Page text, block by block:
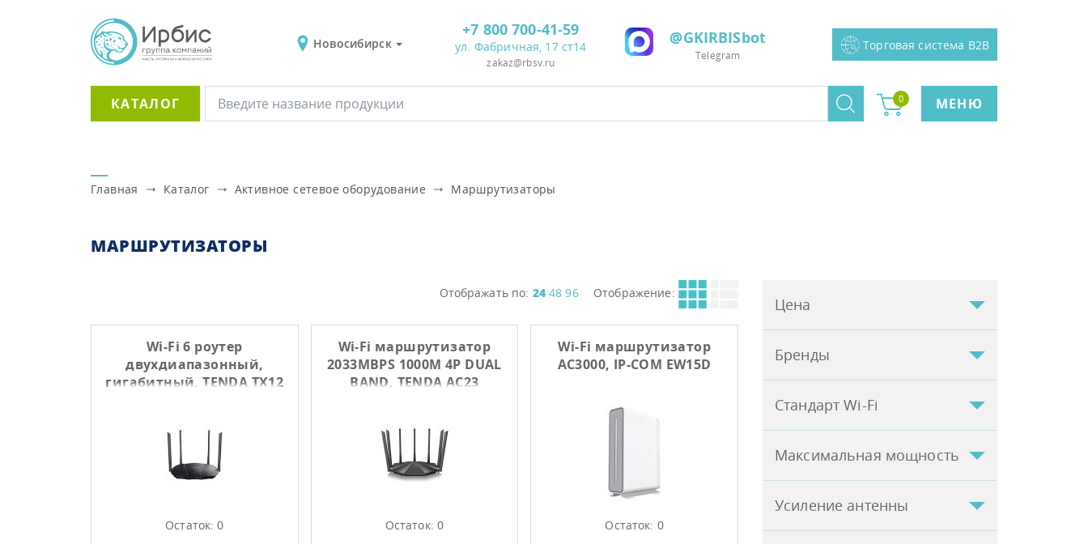
Новосибирск
+7 800 700-41-59
ул. Фабричная, 17 ст14
zakaz@rbsv.ru
@GKIRBISbot
Telegram
Торговая система B2B
КАТАЛОГ 0 МЕНЮ
Главная Каталог Активное сетевое оборудование Маршрутизаторы
Цена
Бренды
Стандарт Wi-Fi
Максимальная мощность
Усиление антенны
МАРШРУТИЗАТОРЫ
Отображать по: 24 48 96 Отображение:
Wi-Fi 6 роутер
двухдиапазонный,
гигабитный, TENDA TX12
Остаток: 0
Wi-Fi маршрутизатор
2033MBPS 1000M 4P DUAL
BAND, TENDA AC23
Остаток: 0
Wi-Fi маршрутизатор
AC3000, IP-COM EW15D
Остаток: 0